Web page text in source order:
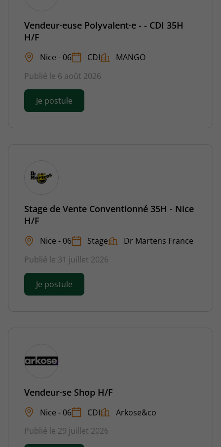
Vendeur·euse Polyvalent·e - - CDI 35H
H/F
Nice - 06 CDI
MANGO
Publié le 6 août 2026
Je postule
Stage de Vente Conventionné 35H - Nice
H/F
Nice - 06 Stage
Dr Martens France
Publié le 31 juillet 2026
Je postule
Vendeur·se Shop H/F
Nice - 06 CDI
Arkose&co
Publié le 29 juillet 2026